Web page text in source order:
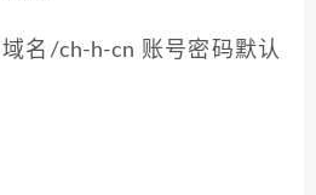
/ch-h-cn 账号密码默认